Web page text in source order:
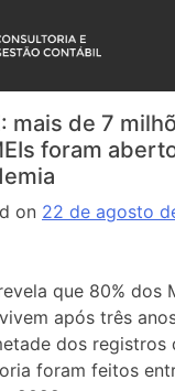
mais de 7
foram
on 22 de agosto
que 80% dos
após três
dos registros
foram feitos